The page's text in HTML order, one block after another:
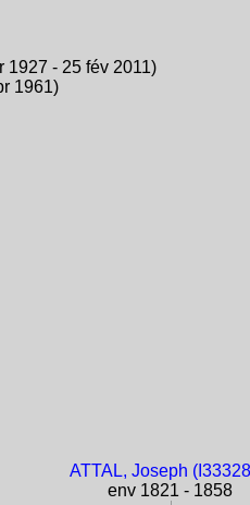
1927 - 25 fév 2011)
1961)
ATTAL, Joseph
env 1821 - 1858